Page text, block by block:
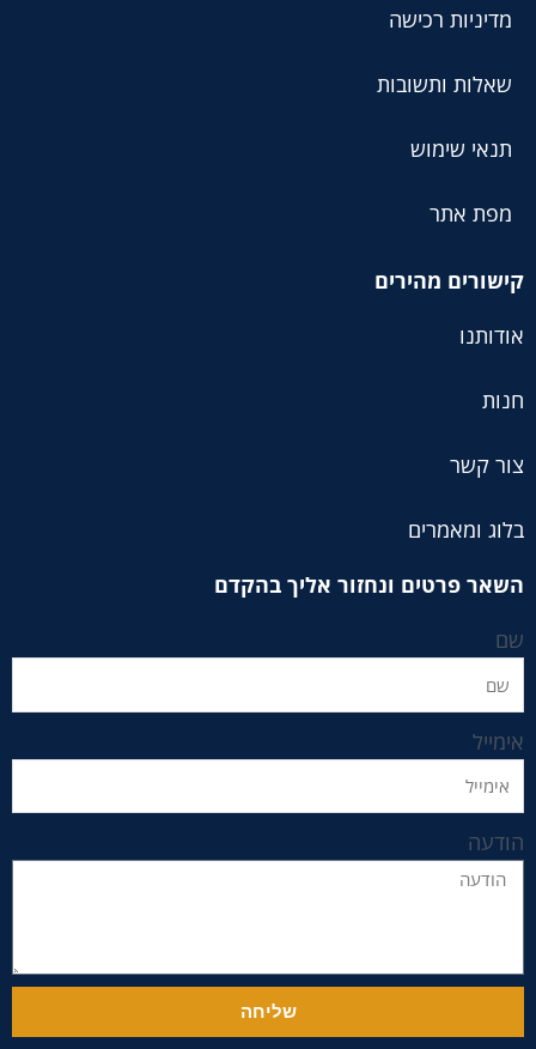
מדיניות רכישה
שאלות ותשובות
תנאי שימוש
מפת אתר
קישורים מהירים
אודותנו
חנות
צור קשר
בלוג ומאמרים
השאר פרטים ונחזור אליך בהקדם
שם
אימייל
הודעה
שליחה